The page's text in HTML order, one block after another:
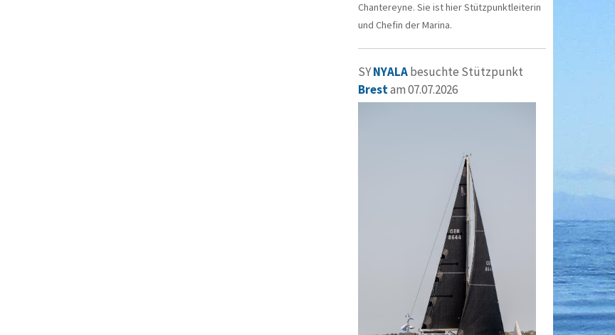
Chantereyne. Sie ist hier Stützpunktleiterin
und Chefin der Marina.
SYNYALAbesuchte Stützpunkt
Brestam 07.07.2026